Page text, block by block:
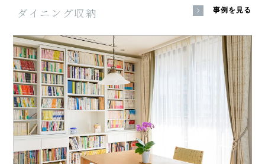
ダイニング収納 事例を見る